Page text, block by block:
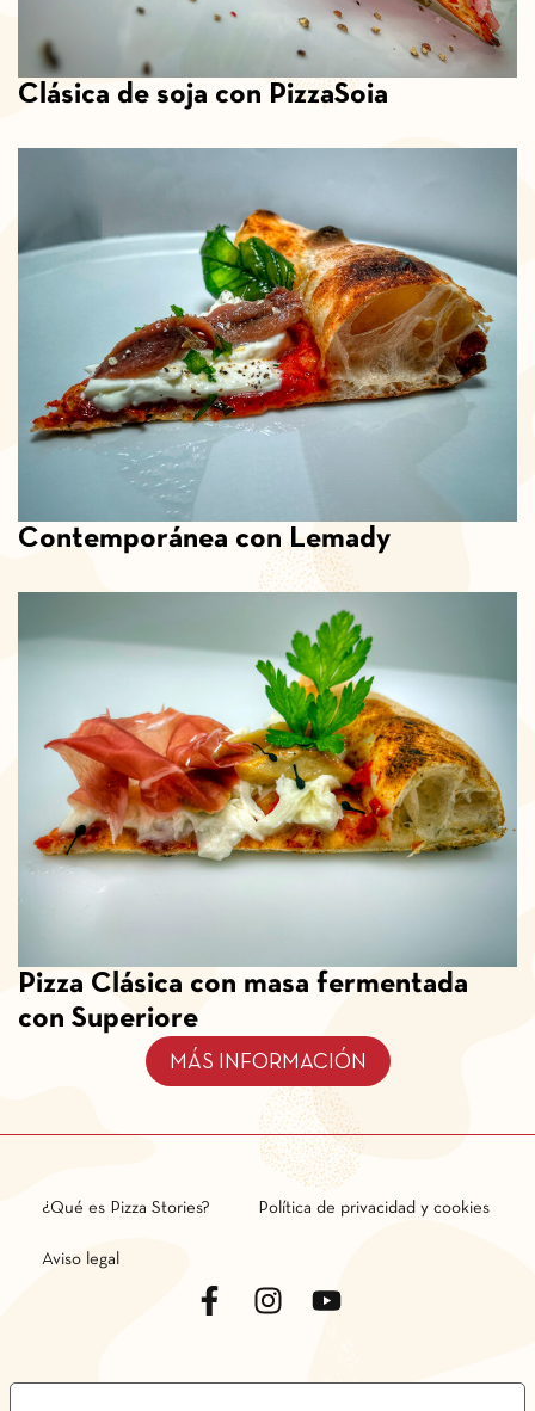
Clásica de soja con PizzaSoia
Contemporánea con Lemady
Pizza Clásica con masa fermentada
con Superiore
MÁS INFORMACIÓN
¿Qué es Pizza Stories? Política de privacidad y cookies
Aviso legal